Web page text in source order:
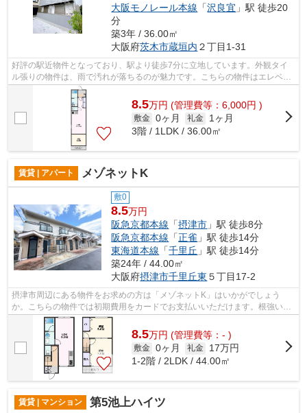
大阪モノレール本線 「沢良宜 」駅 徒歩20
分
築3年 / 36.00㎡
大阪府茨木市蔵垣内 ２丁目1-31
好評の駅近物件となっており、駅より徒歩7分に立地しています。外観タイ
ル張りの物件は、雨で汚れが落ちるのが魅力です。こちらの物件はエレベー
ター付きです。揺れに強い鉄骨造の物件...
8.5万円 (管理費等：6,000円 )
敷金 0ヶ月 礼金
1ヶ月
3階 / 1LDK / 36.00㎡
賃貸 | アパート メゾネットK
敷0
8.5万円
阪急京都本線 「摂津市 」駅 徒歩8分
阪急京都本線 「正雀 」駅 徒歩14分
東海道本線 「千里丘 」駅 徒歩14分
築24年 / 44.00㎡
大阪府摂津市千里丘東 ５丁目17-2
摂津市周辺にある物件をお求めの方は「メゾネットK」はいかがでしょう
か。こちらの物件では初期費用をカードでお支払いいただけます。根強いニ
ーズを誇る駅近の物件となり、徒歩8分に...
8.5万円 (管理費等：- )
敷金 0ヶ月 礼金
17万円
1-2階 / 2LDK / 44.00㎡
賃貸 | マンション 第5池上ハイツ